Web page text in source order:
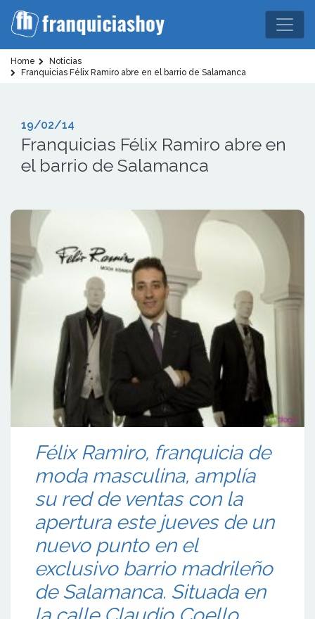
Home
Noticias
Franquicias Félix Ramiro abre en el barrio de Salamanca
19/02/14
Franquicias Félix Ramiro abre en
el barrio de Salamanca
Félix Ramiro, franquicia de
moda masculina, amplía
su red de ventas con la
apertura este jueves de un
nuevo punto en el
exclusivo barrio madrileño
de Salamanca. Situada en